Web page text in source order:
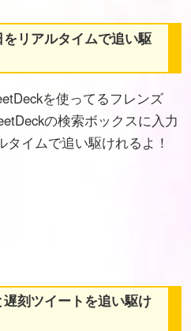
リアルタイムで追い駆
を使ってるフレンズ
の検索ボックスに入力
イムで追い駆けれるよ！
刻ツイートを追い駆け